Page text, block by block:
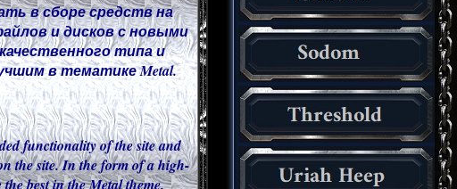
в сборе средств на
и дисков с новыми
типа и
в тематике Metal.
functionality of the site and
the site. In the form of a high-
best in the Metal theme.